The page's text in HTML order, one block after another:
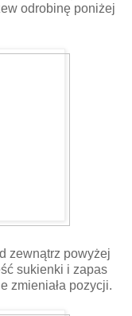
odrobinę poniżej
zewnątrz powyżej
sukienki i zapas
zmieniała pozycji.